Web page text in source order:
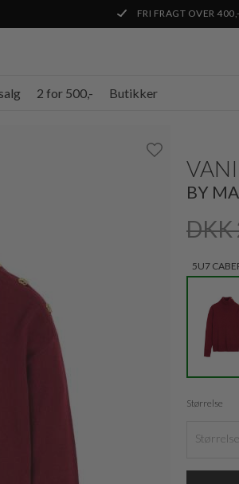
FRI FRAGT OVER 400,-
2 for 500,- Butikker
BY
DKK
5U7
Størrelse
Størrelse